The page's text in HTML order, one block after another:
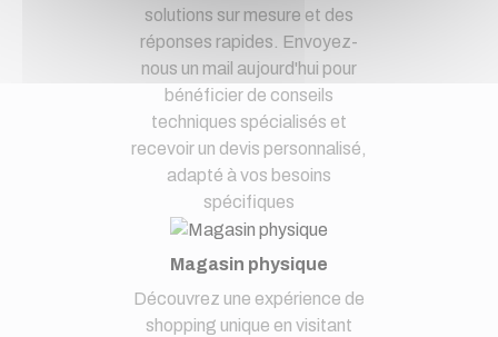
solutions sur mesure et des
réponses rapides. Envoyez-
nous un mail aujourd'hui pour
bénéficier de conseils
techniques spécialisés et
recevoir un devis personnalisé,
adapté à vos besoins
spécifiques
Magasin physique
Découvrez une expérience de
shopping unique en visitant